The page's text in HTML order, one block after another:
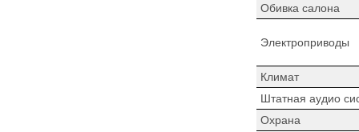
Обивка салона
Электроприводы
Климат
Штатная аудио
Охрана